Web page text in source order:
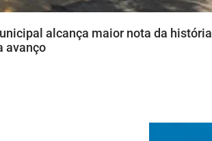
alcança maior nota da história
avanço